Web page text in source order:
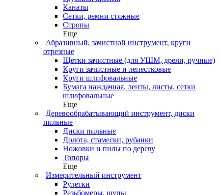
Канаты
Сетки, ремни стяжные
Стропы
Еще
Абразивный, зачистной инструмент, круги
отрезные
Щетки зачистные (для УШМ, дрели, ручные)
Круги зачистные и лепестковые
Круги шлифовальные
Бумага наждачная, ленты, листы, сетки
шлифовальные
Еще
Деревообрабатывающий инструмент, диски
пильные
Диски пильные
Долота, стамески, рубанки
Ножовки и пилы по дереву
Топоры
Еще
Измерительный инструмент
Рулетки
Резьбомеры, щупы